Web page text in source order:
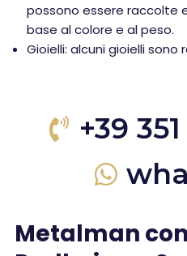
possono essere raccolte
base al colore e al peso.
Gioielli: alcuni gioielli sono
+39
Metalman